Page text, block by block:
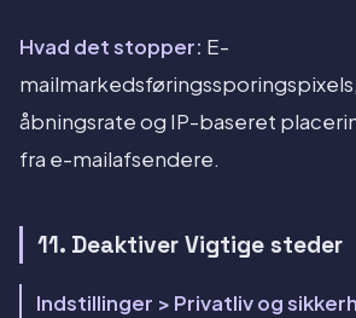
Hvad det stopper: E-
åbningsrate og IP-baseret
fra e-mailafsendere.
11. Deaktiver Vigtige steder
Indstillinger > Privatliv og